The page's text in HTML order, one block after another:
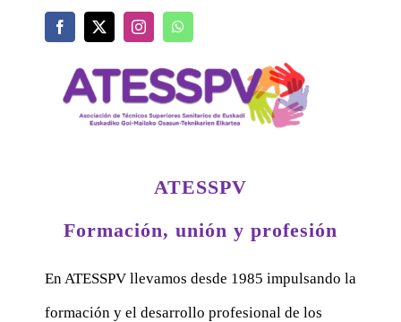
ATESSPV
Formación, unión y profesión
En ATESSPV llevamos desde 1985 impulsando la
formación y el desarrollo profesional de los